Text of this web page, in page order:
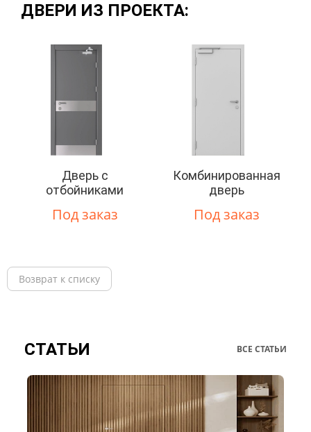
ДВЕРИ ИЗ ПРОЕКТА:
Дверь с
отбойниками
Под заказ
Комбинированная
дверь
Под заказ
Возврат к списку
СТАТЬИ ВСЕ СТАТЬИ